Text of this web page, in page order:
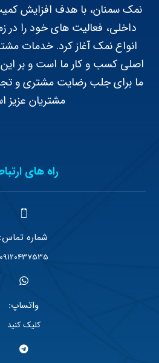
نمک سمنان، با هدف افزایش
داخلی، فعالیت های خود را در
انواع نمک آغاز کرد. خدمات
اصلی کسب و کار ما است و بر
ما برای جلب رضایت مشتری و
مشتریان عزیز
راه های
شماره تماس:
09120437535
واتساپ:
کلیک کنید